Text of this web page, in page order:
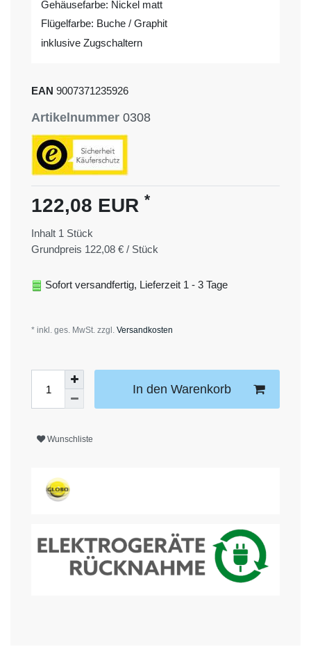
Gehäusefarbe: Nickel matt
Flügelfarbe: Buche / Graphit
inklusive Zugschaltern
EAN 9007371235926
Artikelnummer 0308
122,08 EUR *
Inhalt 1 Stück
Grundpreis 122,08 € / Stück
Sofort versandfertig, Lieferzeit 1 - 3 Tage
* inkl. ges. MwSt. zzgl. Versandkosten
In den Warenkorb
Wunschliste